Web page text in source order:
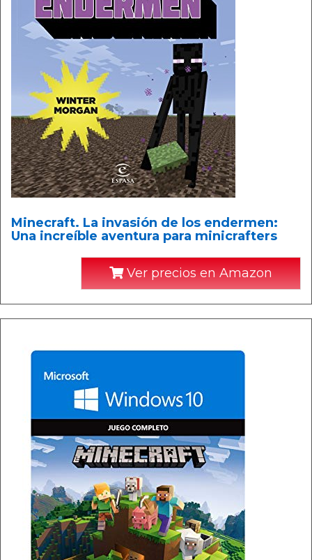
Minecraft. La invasión de los endermen:
Una increíble aventura para minicrafters
Ver precios en Amazon